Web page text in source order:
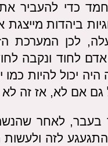
כדי להעביר את
ביהדות
לכן המערכת
לחוד ונקבה
יכול להיות כמו
גם אם לא, אז זה לא
לאחר
לזה